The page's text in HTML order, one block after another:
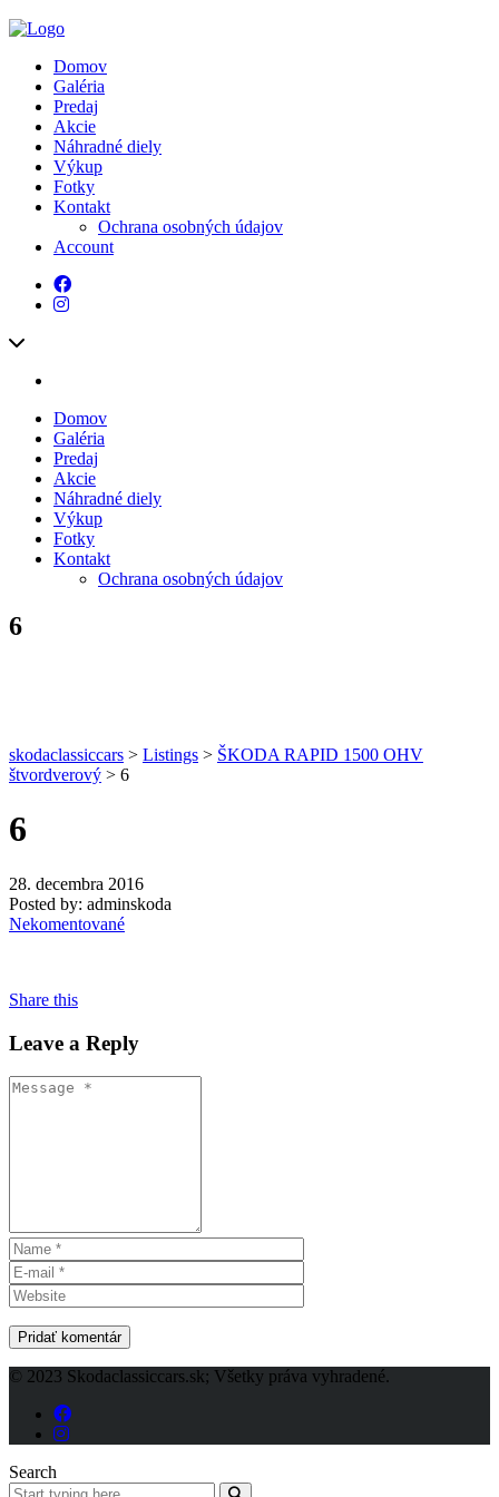
Domov
Galéria
Predaj
Akcie
Náhradné diely
Výkup
Fotky
Kontakt
Ochrana osobných údajov
Account
Domov
Galéria
Predaj
Akcie
Náhradné diely
Výkup
Fotky
Kontakt
Ochrana osobných údajov
6
skodaclassiccars > Listings > ŠKODA RAPID 1500 OHV
štvordverový > 6
6
28. decembra 2016
Posted by: adminskoda
Nekomentované
Share this
Leave a Reply
© 2023 Skodaclassiccars.sk; Všetky práva vyhradené.
Search